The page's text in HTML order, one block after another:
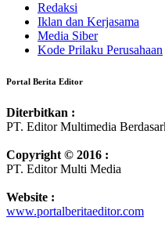
Redaksi
Iklan dan Kerjasama
Media Siber
Kode Prilaku Perusahaan
Portal Berita Editor
Diterbitkan :
PT. Editor Multimedia
Copyright © 2016 :
PT. Editor Multi Media
Website :
www.portalberitaeditor.com